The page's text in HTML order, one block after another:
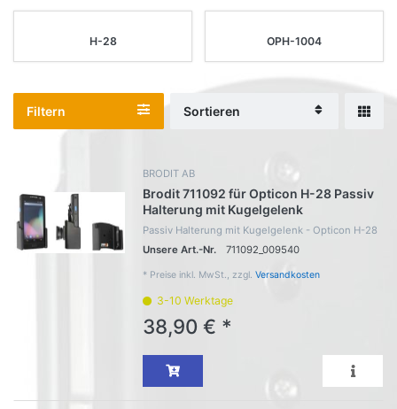
H-28 OPH-1004
Filtern Sortieren
BRODIT AB
Brodit 711092 für Opticon H-28 Passiv
Halterung mit Kugelgelenk
Passiv Halterung mit Kugelgelenk - Opticon H-28
Unsere Art.-Nr.
711092_009540
* Preise inkl. MwSt., zzgl. Versandkosten
3-10 Werktage
38,90 € *